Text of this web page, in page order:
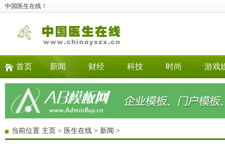
中国医生在线！
首页 新闻 财经 科技 时尚 游戏
当前位置 主页 > 医生在线 > 新闻 >